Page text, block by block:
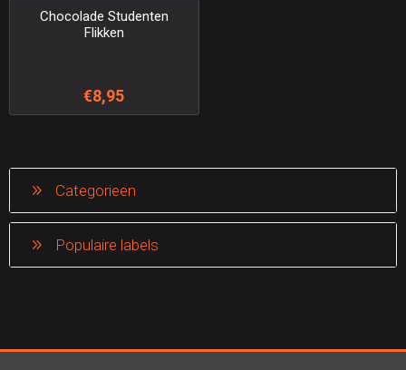
Chocolade Studenten
Flikken
€8,95
Categorieen
Populaire labels